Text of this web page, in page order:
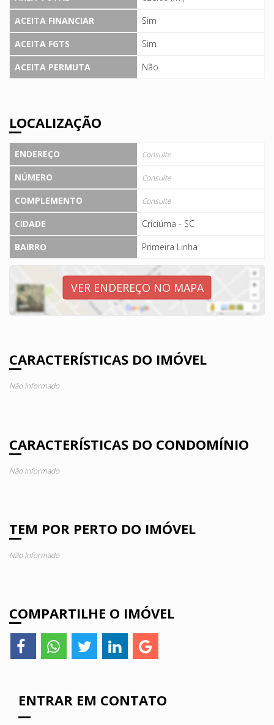
ACEITA FINANCIAR
Sim
ACEITA FGTS
Sim
ACEITA PERMUTA
Não
LOCALIZAÇÃO
ENDEREÇO Consulte
NÚMERO Consulte
COMPLEMENTO Consulte
CIDADE
Criciúma - SC
BAIRRO
Primeira Linha
VER ENDEREÇO NO MAPA
CARACTERÍSTICAS DO IMÓVEL
Não Informado
CARACTERÍSTICAS DO CONDOMÍNIO
Não Informado
TEM POR PERTO DO IMÓVEL
Não Informado
COMPARTILHE O IMÓVEL
ENTRAR EM CONTATO